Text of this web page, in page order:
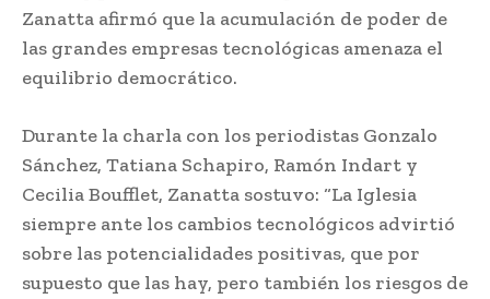
Zanatta afirmó que la acumulación de poder de
las grandes empresas tecnológicas amenaza el
equilibrio democrático.
Durante la charla con los periodistas Gonzalo
Sánchez, Tatiana Schapiro, Ramón Indart y
Cecilia Boufflet, Zanatta sostuvo: “La Iglesia
siempre ante los cambios tecnológicos advirtió
sobre las potencialidades positivas, que por
supuesto que las hay, pero también los riesgos de